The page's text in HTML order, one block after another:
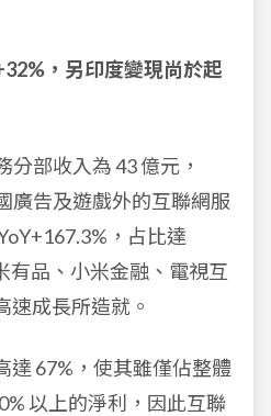
，另印度變現尚於起
分部收入為 43 億元，
廣告及遊戲外的互聯網服
，占比達
有品、小米金融、電視互
速成長所造就。
達 67%，使其雖僅佔整體
以上的淨利，因此互聯